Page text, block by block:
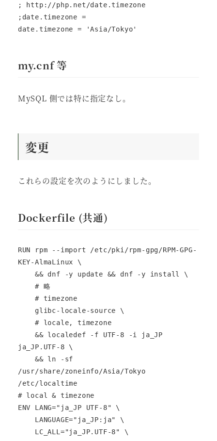
; http://php.net/date.timezone
;date.timezone =
date.timezone = 'Asia/Tokyo'
my.cnf 等
MySQL 側では特に指定なし。
変更
これらの設定を次のようにしました。
Dockerfile (共通)
RUN rpm --import /etc/pki/rpm-gpg/RPM-GPG-
KEY-AlmaLinux \
ja_JP.UTF-8 \
/usr/share/zoneinfo/Asia/Tokyo
/etc/localtime
# local & timezone
ENV LANG="ja_JP UTF-8" \